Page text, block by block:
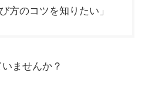
方のコツを知りたい」
ませんか？